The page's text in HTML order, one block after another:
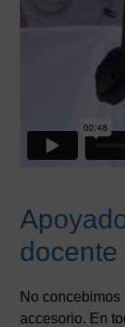
docente
No
accesorio. En